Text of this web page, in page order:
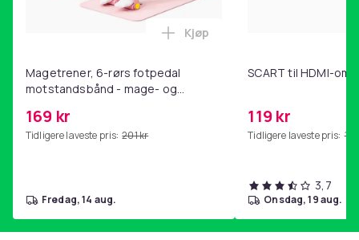
Magetrener, 6-rørs fotpedal
motstandsbånd - mage- og
hjemmegymnastikk Pink
169 kr
Tidligere laveste pris: 201 kr
Legg Magetrener, 6-rørs
Kjøp
fredag, 14 aug.
SCART til HDMI-
119 kr
Tidligere laveste pris:
3,7
onsdag, 19 aug.